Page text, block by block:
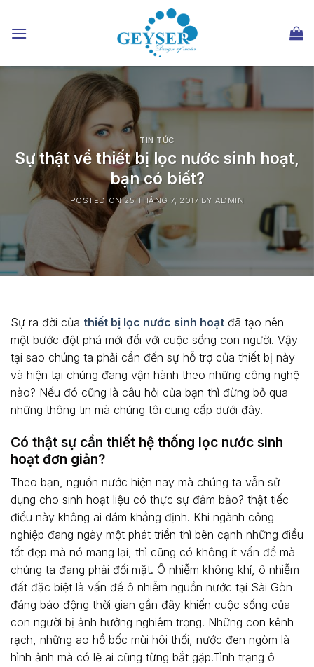
đến
nội
TIN TỨC
Sự thật về thiết bị lọc nước sinh hoạt,
bạn có biết?
POSTED ON25 THÁNG 7, 2017 BY ADMIN
Sự ra đời của thiết bị lọc nước sinh hoạt đã tạo nên
một bước đột phá mới đối với cuộc sống con người. Vậy
tại sao chúng ta phải cần đến sự hỗ trợ của thiết bị này
và hiện tại chúng đang vận hành theo những công nghệ
nào? Nếu đó cũng là câu hỏi của bạn thì đừng bỏ qua
những thông tin mà chúng tôi cung cấp dưới đây.
Có thật sự cần thiết hệ thống lọc nước sinh
hoạt đơn giản?
Theo bạn, nguồn nước hiện nay mà chúng ta vẫn sử
dụng cho sinh hoạt liệu có thực sự đảm bảo? thật tiếc
điều này không ai dám khẳng định. Khi ngành công
nghiệp đang ngày một phát triển thì bên cạnh những điều
tốt đẹp mà nó mang lại, thì cũng có không ít vấn đề mà
chúng ta đang phải đối mặt. Ô nhiễm không khí, ô nhiễm
đất đặc biệt là vấn đề ô nhiễm nguồn nước tại Sài Gòn
đáng báo động thời gian gần đây khiến cuộc sống của
con người bị ảnh hưởng nghiêm trọng. Những con kênh
rạch, những ao hồ bốc mùi hôi thối, nước đen ngòm là
hình ảnh mà có lẽ ai cũng từng bắt gặp.Tình trạng ô